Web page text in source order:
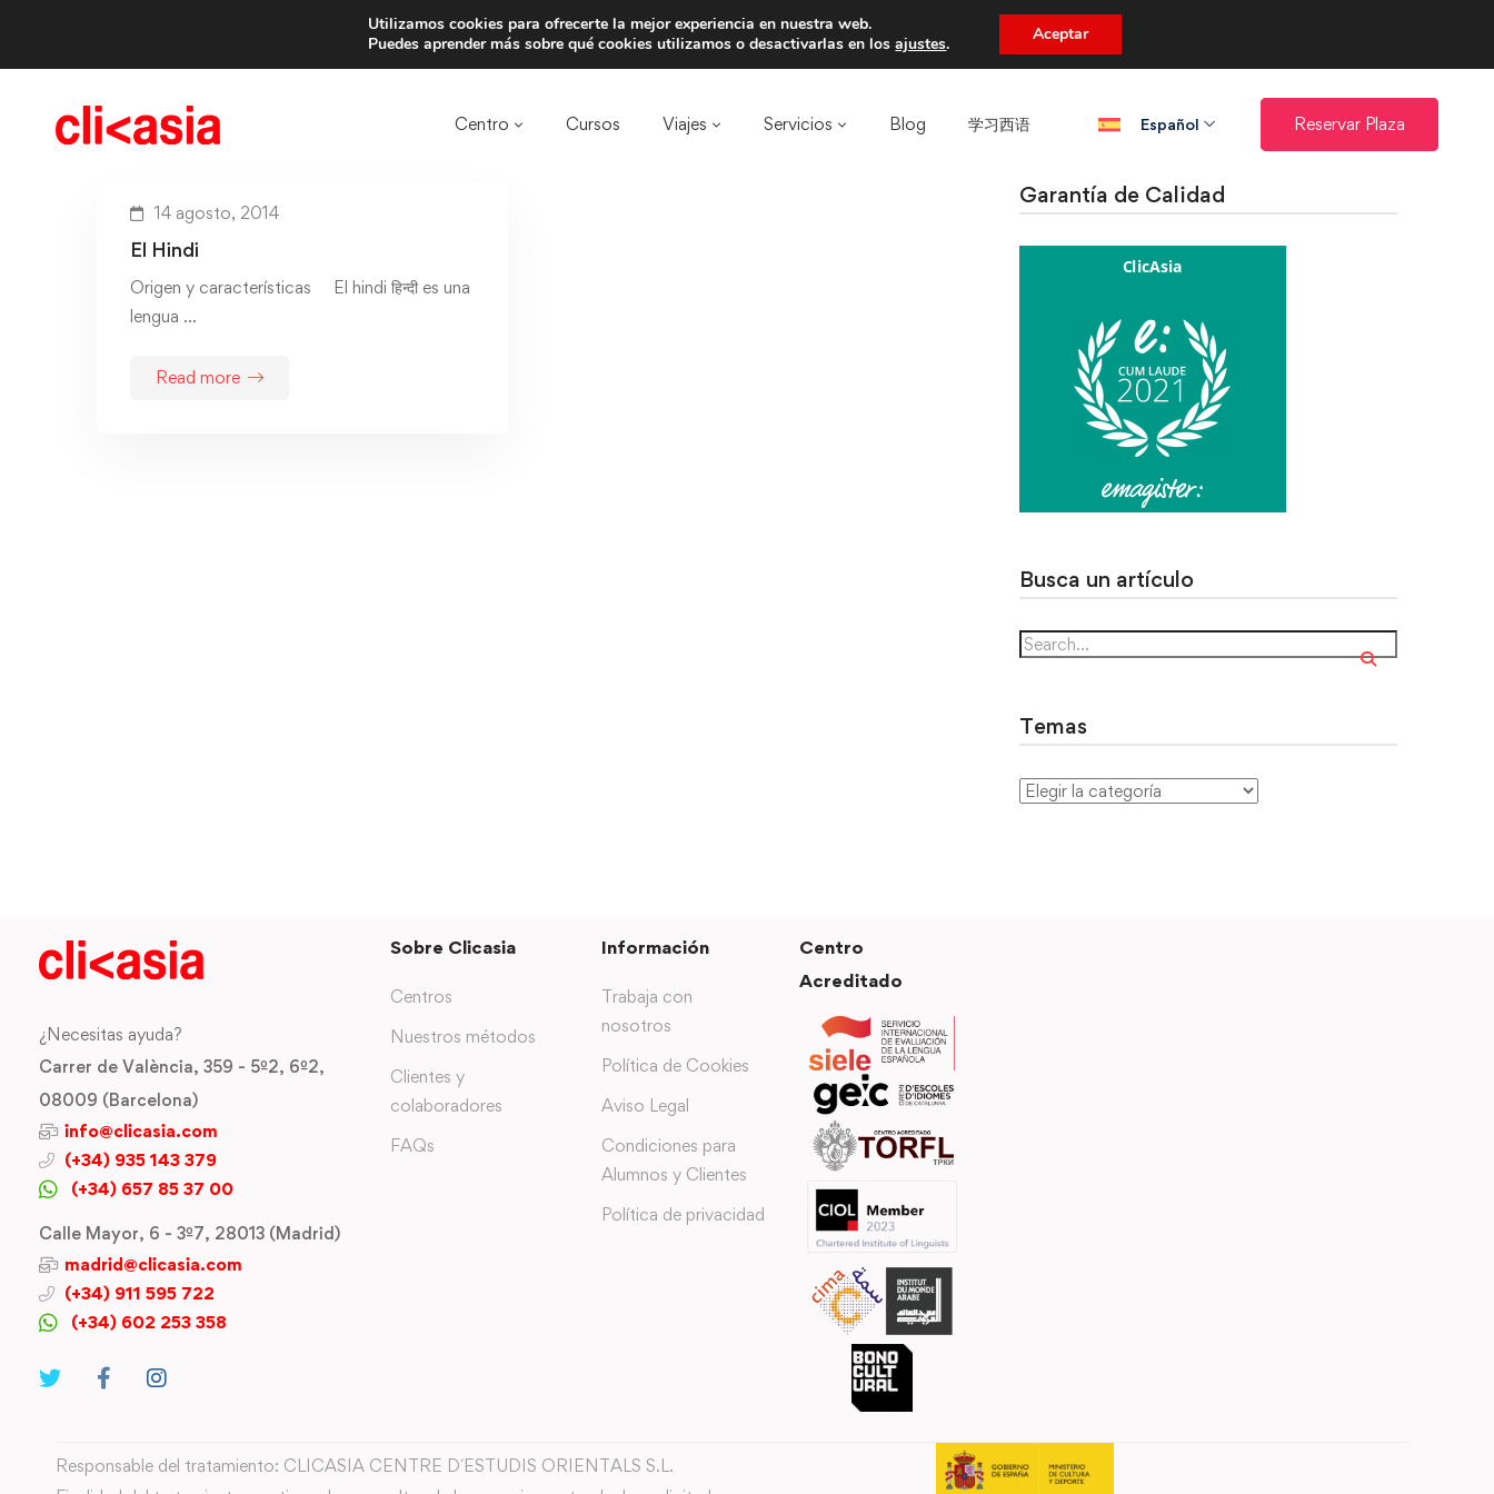
Trae a un amigo y llevaos un total de 75€ de descuento.
Centro Cursos Viajes Servicios Blog 学习西语​ Español Reservar Plaza
14 agosto, 2014
El Hindi
Origen y características El hindi हिन्दी es una
lengua …
Read more
Garantía de Calidad
Busca un artículo
Temas
¿Necesitas ayuda?
Carrer de València, 359 - 5º2, 6º2,
08009 (Barcelona)
info@clicasia.com
(+34) 935 143 379
(+34) 657 85 37 00
Calle Mayor, 6 - 3º7, 28013 (Madrid)
madrid@clicasia.com
(+34) 911 595 722
(+34) 602 253 358
Sobre Clicasia
Centros
Nuestros métodos
Clientes y
colaboradores
FAQs
Información
Trabaja con
nosotros
Política de Cookies
Aviso Legal
Condiciones para
Alumnos y Clientes
Política de privacidad
Centro
Acreditado
Responsable del tratamiento: CLICASIA CENTRE D´ESTUDIS ORIENTALS S.L.
Utilizamos cookies para ofrecerte la mejor experiencia en nuestra web.
Puedes aprender más sobre qué cookies utilizamos o desactivarlas en losajustes. Aceptar